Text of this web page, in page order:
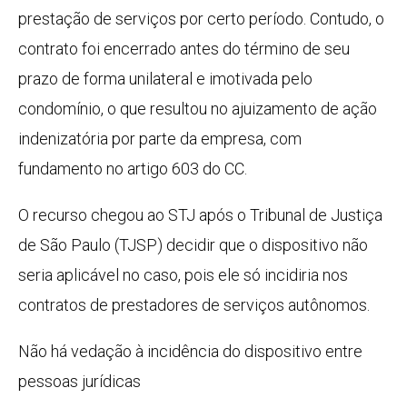
prestação de serviços por certo período. Contudo, o
contrato foi encerrado antes do término de seu
prazo de forma unilateral e imotivada pelo
condomínio, o que resultou no ajuizamento de ação
indenizatória por parte da empresa, com
fundamento no artigo 603 do CC
O recurso chegou ao STJ após o Tribunal de Justiça
de São Paulo (TJSP) decidir que o dispositivo não
seria aplicável no caso, pois ele só incidiria nos
contratos de prestadores de serviços autônomos.
Não há vedação à incidência do dispositivo entre
pessoas jurídicas